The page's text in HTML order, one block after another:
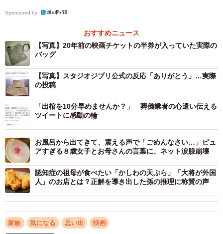
バッグから出てきた映画チケットの半券「20年以上前、お母さんと妹と3
人で行った時のやつだ」（おみかんさん提供）
投稿は拡散が続き、ついにはスタジオジブリ公式Twitter
アカウントも14日夜に反応。おみかんさんの投稿に対し、
「千と千尋の神隠し」の主人公千尋のイラストに「ありが
とう」の文字を添えたメッセージを送りました。これには
おみかんさんも驚いたようで「まさかの公式様の目に止ま
って、ほんとに光栄でした」と喜びを語りました。
ユーザーからも「宝物ですね」「ステキすぎます」「す
ごい、文字が消えてない」「紙隠しだ」「千と千尋から20
年も経つのか」などの声が上がっています。
Sponsored by
おすすめニュース
【写真】20年前の映画チケットの半券が入っていた実際の
バッグ
【写真】スタジオジブリ公式の反応「ありがとう」…実際
の投稿
「出棺を10分早めませんか？」 葬儀業者の心遣い伝える
ツイートに感動の輪
お風呂から出てきて、震える声で「ごめんなさい…」ピュ
アすぎる８歳女子とお母さんの言葉に、ネット涙腺崩壊
認知症の祖母が食べたい「かしわの天ぷら」「大将が外国
人」のお店とは？正解を導き出した孫の推理に称賛の声
家族 気になる 思い出 映画